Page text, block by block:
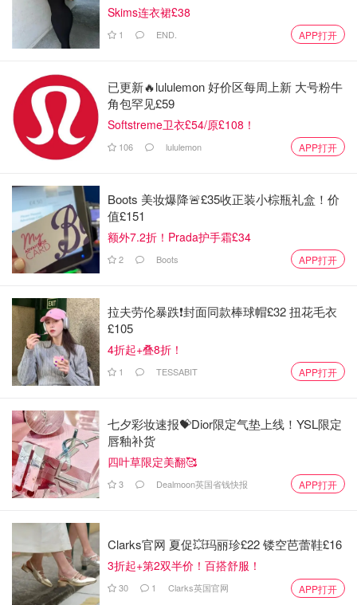
💘七夕节礼物💕
今年是大大大惊喜
老公背着我买了两件礼物
他说我的包包都偏大，所以这次买了小的WOC送我
我也很爱这款施华洛世奇手链，正反面双色（看图三和
图四）
两个人在一起久了就会更能读懂对方❤️
Skims连衣裙£38
1 END. APP打开
已更新🔥lululemon 好价区每周上新 大号粉牛
角包罕见£59
Softstreme卫衣£54/原£108！
106 lululemon APP打开
Boots 美妆爆降🚨£35收正装小棕瓶礼盒！价
值£151
额外7.2折！Prada护手霜£34
2 Boots APP打开
拉夫劳伦暴跌❗️封面同款棒球帽£32 扭花毛衣
£105
4折起+叠8折！
1 TESSABIT APP打开
七夕彩妆速报💝Dior限定气垫上线！YSL限定
唇釉补货
四叶草限定美翻🥰
3 Dealmoon英国省钱快报 APP打开
Clarks官网 夏促💥玛丽珍£22 镂空芭蕾鞋£16
3折起+第2双半价！百搭舒服！
30 1 Clarks英国官网 APP打开